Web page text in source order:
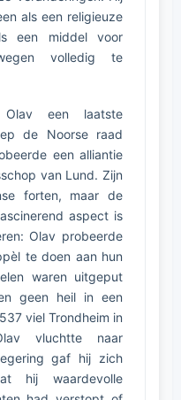
als een religieuze
een middel voor
volledig te
een laatste
de Noorse raad
een alliantie
van Lund. Zijn
forten, maar de
aspect is
Olav probeerde
te doen aan hun
waren uitgeput
geen heil in een
viel Trondheim in
vluchtte naar
gaf hij zich
hij waardevolle